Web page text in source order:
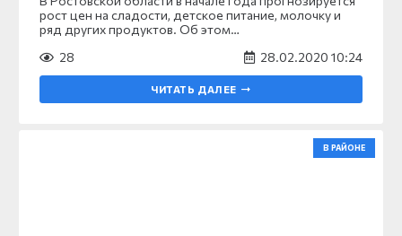
рост цен на сладости, детское питание, молочку и
ряд других продуктов. Об этом…
28
28.02.2020 10:24
ЧИТАТЬ ДАЛЕЕ
В РАЙОНЕ